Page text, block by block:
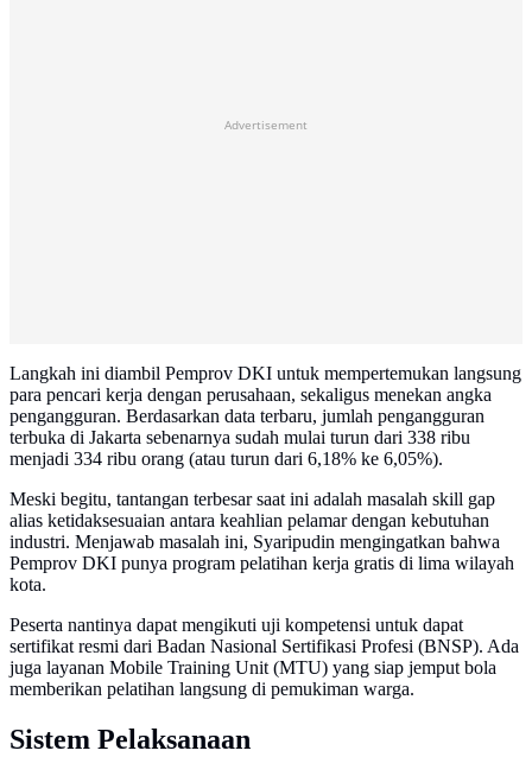
Advertisement
Langkah ini diambil Pemprov DKI untuk mempertemukan langsung
para pencari kerja dengan perusahaan, sekaligus menekan angka
pengangguran. Berdasarkan data terbaru, jumlah pengangguran
terbuka di Jakarta sebenarnya sudah mulai turun dari 338 ribu
menjadi 334 ribu orang (atau turun dari 6,18% ke 6,05%).
Meski begitu, tantangan terbesar saat ini adalah masalah skill gap
alias ketidaksesuaian antara keahlian pelamar dengan kebutuhan
industri. Menjawab masalah ini, Syaripudin mengingatkan bahwa
Pemprov DKI punya program pelatihan kerja gratis di lima wilayah
kota.
Peserta nantinya dapat mengikuti uji kompetensi untuk dapat
sertifikat resmi dari Badan Nasional Sertifikasi Profesi (BNSP). Ada
juga layanan Mobile Training Unit (MTU) yang siap jemput bola
memberikan pelatihan langsung di pemukiman warga.
Sistem Pelaksanaan